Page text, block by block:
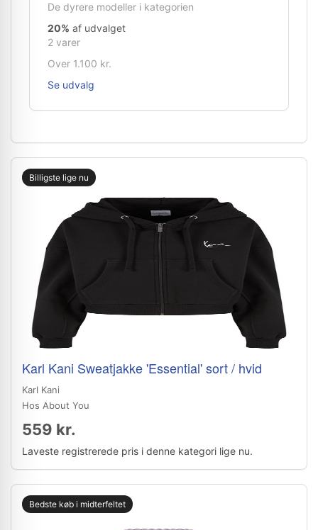
De dyrere modeller i kategorien
20% af udvalget
2 varer
Over 1.100 kr.
Se udvalg
Billigste lige nu
Karl Kani Sweatjakke 'Essential' sort / hvid
Karl Kani
Hos About You
559 kr.
Laveste registrerede pris i denne kategori lige nu.
Bedste køb i midterfeltet